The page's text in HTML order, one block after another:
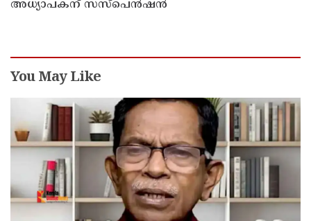
അധ്യാപകന് സസ്‌പെന്‍ഷന്‍
You May Like